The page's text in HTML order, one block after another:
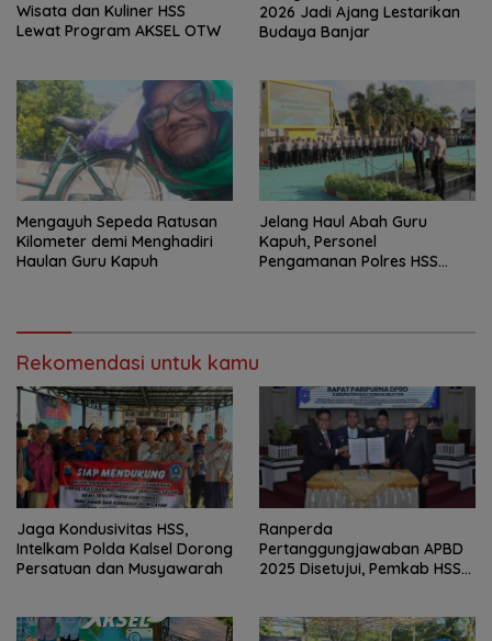
Wisata dan Kuliner HSS
Lewat Program AKSEL OTW
2026 Jadi Ajang Lestarikan
Budaya Banjar
Mengayuh Sepeda Ratusan
Kilometer demi Menghadiri
Haulan Guru Kapuh
Jelang Haul Abah Guru
Kapuh, Personel
Pengamanan Polres HSS
Rekomendasi untuk kamu
Jaga Kondusivitas HSS,
Intelkam Polda Kalsel Dorong
Persatuan dan Musyawarah
Ranperda
Pertanggungjawaban APBD
2025 Disetujui, Pemkab HSS